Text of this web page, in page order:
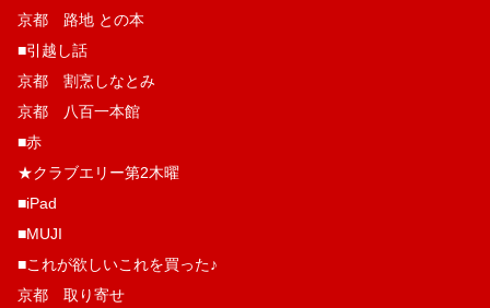
京都 路地 との本
■引越し話
京都 割烹しなとみ
京都 八百一本館
■赤
★クラブエリー第2木曜
■iPad
■MUJI
■これが欲しいこれを買った♪
京都 取り寄せ